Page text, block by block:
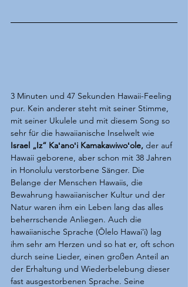
3 Minuten und 47 Sekunden Hawaii-Feeling
pur. Kein anderer steht mit seiner Stimme,
mit seiner Ukulele und mit diesem Song so
sehr für die hawaiianische Inselwelt wie
Israel „Iz“ Kaʻanoʻi Kamakawiwoʻole, der auf
Hawaii geborene, aber schon mit 38 Jahren
in Honolulu verstorbene Sänger. Die
Belange der Menschen Hawaiis, die
Bewahrung hawaiianischer Kultur und der
Natur waren ihm ein Leben lang das alles
beherrschende Anliegen. Auch die
hawaiianische Sprache (Ōlelo Hawaiʻi) lag
ihm sehr am Herzen und so hat er, oft schon
durch seine Lieder, einen großen Anteil an
der Erhaltung und Wiederbelebung dieser
fast ausgestorbenen Sprache. Seine